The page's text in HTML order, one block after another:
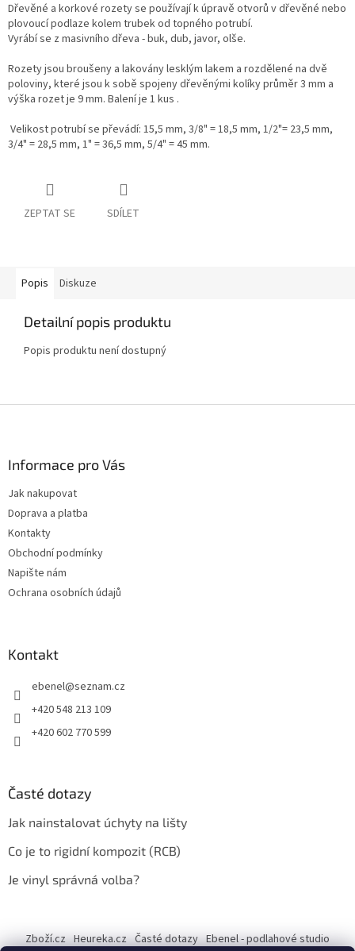
Dřevěné a korkové rozety se používají k úpravě otvorů v dřevěné nebo
plovoucí podlaze kolem trubek od topného potrubí.
Vyrábí se z masivního dřeva - buk, dub, javor, olše.
Rozety jsou broušeny a lakovány lesklým lakem a rozdělené na dvě
poloviny, které jsou k sobě spojeny dřevěnými kolíky průměr 3 mm a
výška rozet je 9 mm. Balení je 1 kus .
Velikost potrubí se převádí: 15,5 mm, 3/8" = 18,5 mm, 1/2"= 23,5 mm,
3/4" = 28,5 mm, 1" = 36,5 mm, 5/4" = 45 mm.
ZEPTAT SE SDÍLET
Popis Diskuze
Detailní popis produktu
Popis produktu není dostupný
Informace pro Vás
Jak nakupovat
Doprava a platba
Kontakty
Obchodní podmínky
Napište nám
Ochrana osobních údajů
Kontakt
ebenel@seznam.cz
+420 548 213 109
+420 602 770 599
Časté dotazy
Jak nainstalovat úchyty na lišty
Co je to rigidní kompozit (RCB)
Je vinyl správná volba?
Zboží.cz Heureka.cz Časté dotazy Ebenel - podlahové studio